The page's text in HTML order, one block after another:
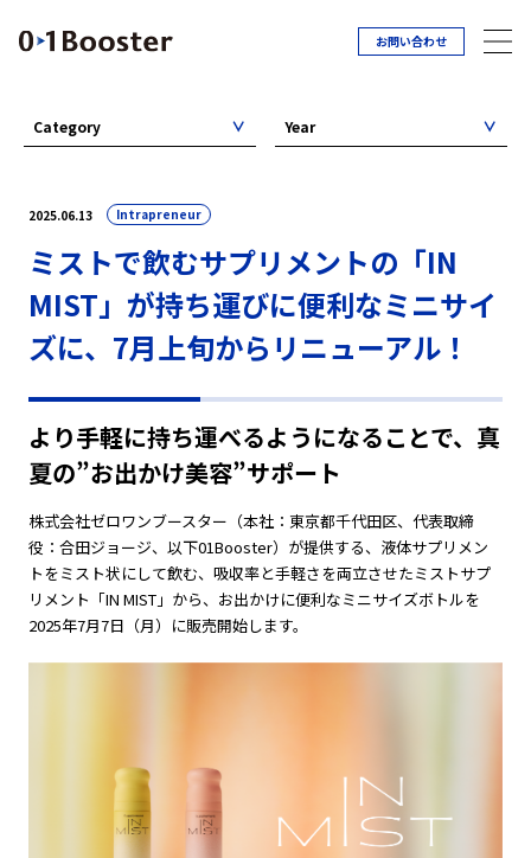
お問い合わせ
2025.06.13 Intrapreneur
ミストで飲むサプリメントの「IN
MIST」が持ち運びに便利なミニサイ
ズに、7月上旬からリニューアル！
より手軽に持ち運べるようになることで、真
夏の”お出かけ美容”サポート
株式会社ゼロワンブースター（本社：東京都千代田区、代表取締
役：合田ジョージ、以下01Booster）が提供する、液体サプリメン
トをミスト状にして飲む、吸収率と手軽さを両立させたミストサプ
リメント「IN MIST」から、お出かけに便利なミニサイズボトルを
2025年7月7日（月）に販売開始します。
Category Year